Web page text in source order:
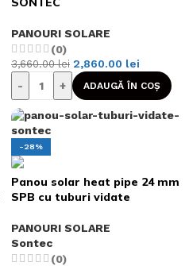
PANOURI SOLARE
(0)
3,660.00lei 2,860.00 lei
- + ADAUGĂ ÎN COȘ
-28%
Panou solar heat pipe 24 mm
SPB cu tuburi vidate
PANOURI SOLARE
Sontec
(0)